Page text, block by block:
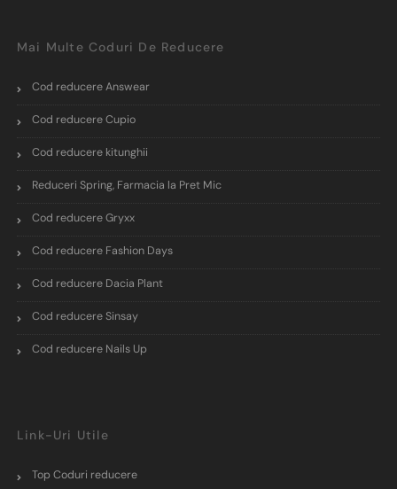
Mai Multe Coduri De Reducere
Cod reducere Answear
Cod reducere Cupio
Cod reducere kitunghii
Reduceri Spring, Farmacia la Pret Mic
Cod reducere Gryxx
Cod reducere Fashion Days
Cod reducere Dacia Plant
Cod reducere Sinsay
Cod reducere Nails Up
Link-Uri Utile
Top Coduri reducere